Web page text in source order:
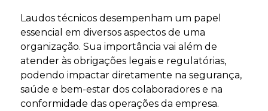
Laudos técnicos desempenham um papel
essencial em diversos aspectos de uma
organização. Sua importância vai além de
atender às obrigações legais e regulatórias,
podendo impactar diretamente na segurança,
saúde e bem-estar dos colaboradores e na
conformidade das operações da empresa.